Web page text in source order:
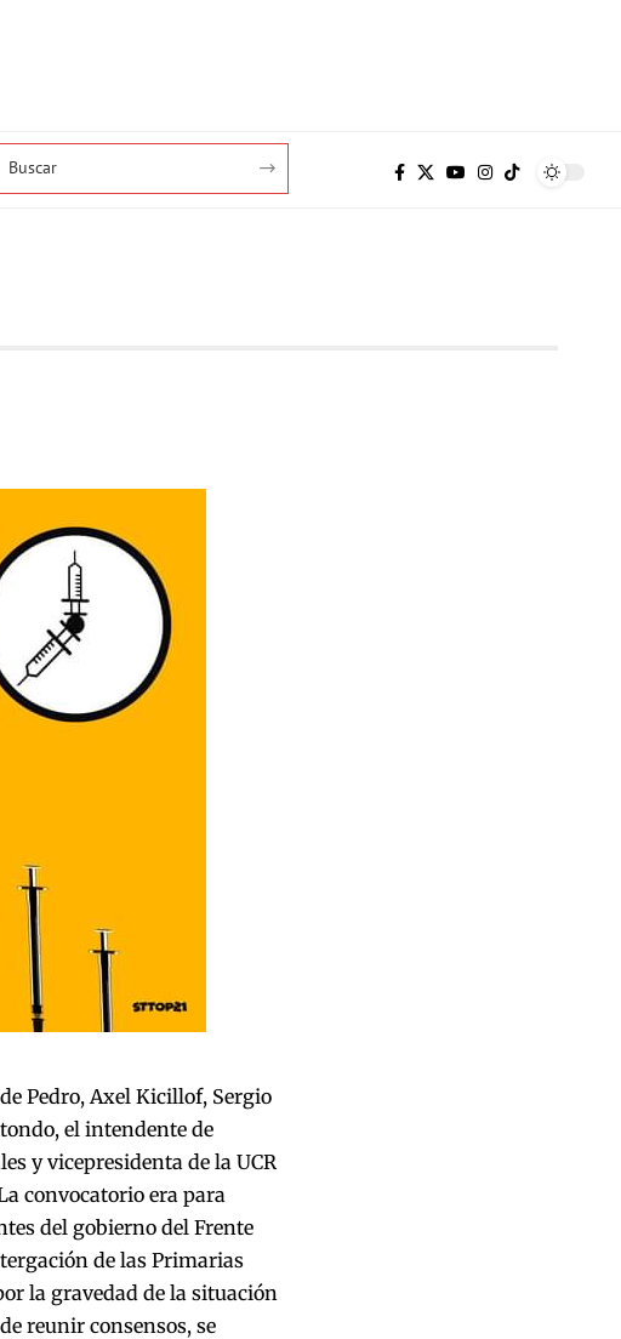
Pedro, Axel Kicillof, Sergio
el intendente de
y vicepresidenta de la UCR
convocatorio era para
del gobierno del Frente
de las Primarias
la gravedad de la situación
reunir consensos, se